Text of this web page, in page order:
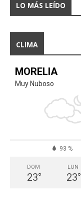
LO MÁS LEÍDO
CLIMA
MORELIA
Muy Nuboso
93 %
DOM
23°
LUN
23°